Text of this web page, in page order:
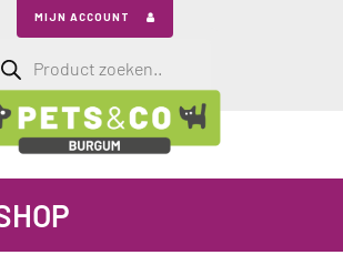
MIJN ACCOUNT